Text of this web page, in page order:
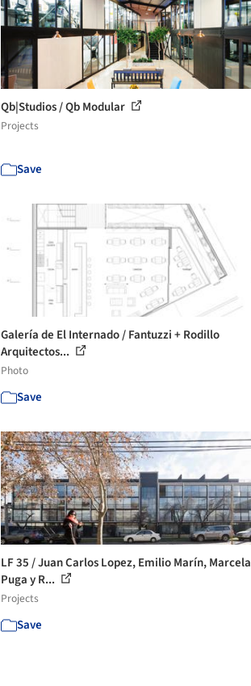
Qb|Studios / Qb Modular
Projects
Save
Galería de El Internado / Fantuzzi + Rodillo
Arquitectos...
Photo
Save
LF 35 / Juan Carlos Lopez, Emilio Marín, Marcela
Puga y R...
Projects
Save